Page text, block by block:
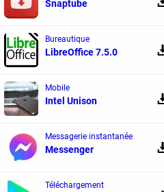
garde du corps
de smartphone anti-agression. En cas
la scène et prévient vos proches.
Snaptube
Bureautique
LibreOffice 7.5.0
Mobile
Intel Unison
Messagerie instantanée
Messenger
Téléchargement